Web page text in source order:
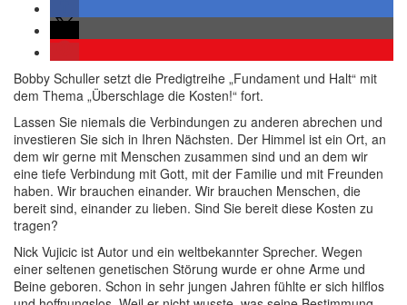
Bobby Schuller setzt die Predigtreihe „Fundament und Halt“ mit
dem Thema „Überschlage die Kosten!“ fort.
Lassen Sie niemals die Verbindungen zu anderen abrechen und
investieren Sie sich in Ihren Nächsten. Der Himmel ist ein Ort, an
dem wir gerne mit Menschen zusammen sind und an dem wir
eine tiefe Verbindung mit Gott, mit der Familie und mit Freunden
haben. Wir brauchen einander. Wir brauchen Menschen, die
bereit sind, einander zu lieben. Sind Sie bereit diese Kosten zu
tragen?
Nick Vujicic ist Autor und ein weltbekannter Sprecher. Wegen
einer seltenen genetischen Störung wurde er ohne Arme und
Beine geboren. Schon in sehr jungen Jahren fühlte er sich hilflos